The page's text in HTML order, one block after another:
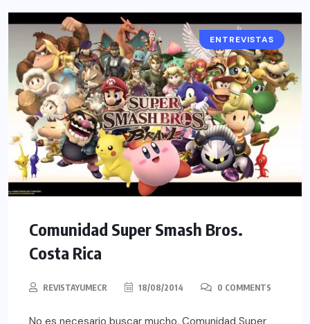
CULTURA
ENTREVISTAS
Comunidad Super Smash Bros.
Costa Rica
REVISTAYUMECR 18/08/2014 0 COMMENTS
No es necesario buscar mucho, Comunidad Super